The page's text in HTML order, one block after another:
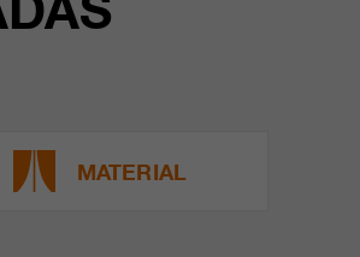
MATERIAL